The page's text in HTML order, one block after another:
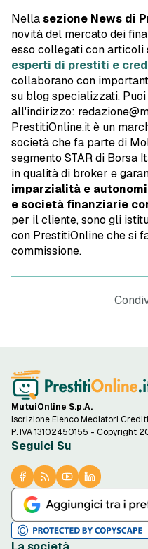
Nellasezione News di
novità del mercato dei
esso collegati con articoli
esperti di prestiti e
collaborano con
su blog specializzati.
all'indirizzo:
PrestitiOnline.it è un
società che fa parte di
segmento STAR di Borsa
in qualità di broker e
imparzialità e
e società finanziarie
per il cliente, sono gli
con PrestitiOnline che si
commissione.
MutuiOnline S.p.A.
Iscrizione Elenco Mediatori
P. IVA 13102450155 - Copyright
Seguici Su